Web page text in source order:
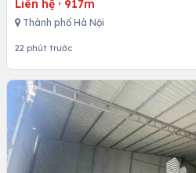
Liên hệ · 917m
Thành phố Hà Nội
22 phút trước